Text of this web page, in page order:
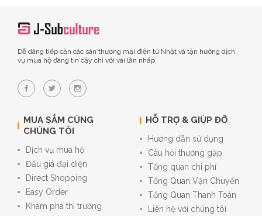
Dễ dàng tiếp cận các sàn thương mại điện tử Nhật và tận hưởng dịch
vụ mua hộ đáng tin cậy chỉ với vài lần nhấp.
MUA SẮM CÙNG
CHÚNG TÔI
Dịch vụ mua hộ
Đấu giá đại diện
Direct Shopping
Easy Order
Khám phá thị trường
HỖ TRỢ & GIÚP ĐỠ
Hướng dẫn sử dụng
Câu hỏi thường gặp
Tổng quan chi phí
Tổng Quan Vận Chuyển
Tổng Quan Thanh Toán
Liên hệ với chúng tôi